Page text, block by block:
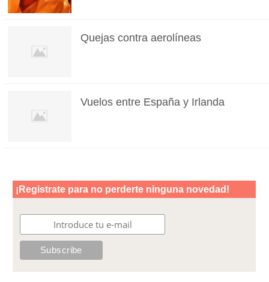
Quejas contra aerolíneas
Vuelos entre España y Irlanda